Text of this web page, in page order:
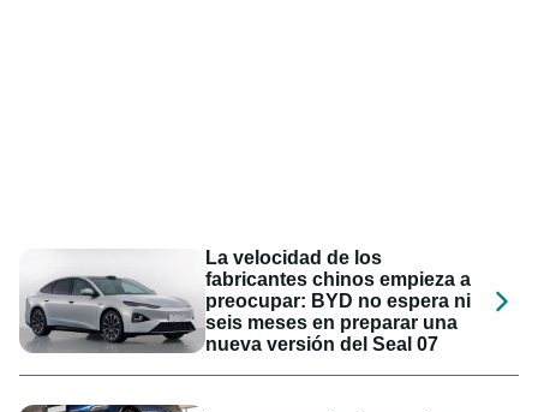
La velocidad de los
fabricantes chinos empieza a
preocupar: BYD no espera ni
seis meses en preparar una
nueva versión del Seal 07